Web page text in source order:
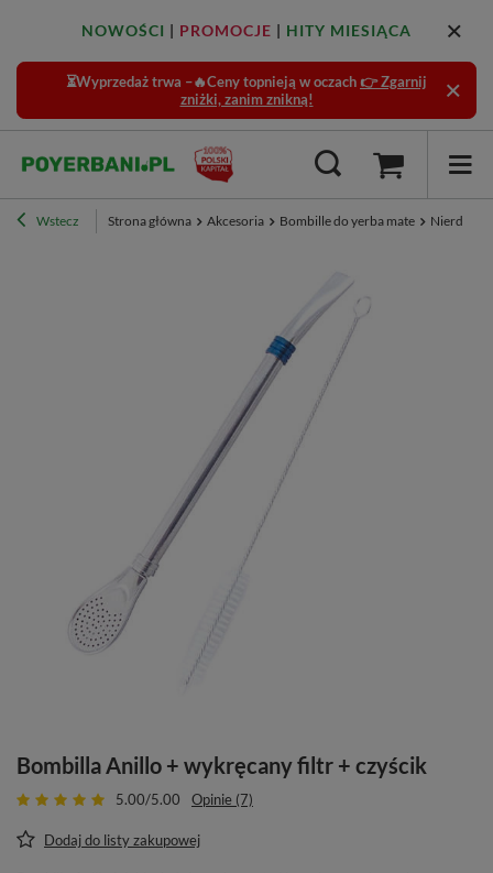
NOWOŚCI | PROMOCJE | HITY MIESIĄCA
⏳Wyprzedaż trwa –🔥Ceny topnieją w oczach 👉 Zgarnij
zniżki, zanim znikną!
Wstecz Strona główna Akcesoria Bombille do yerba mate
Bombilla Anillo + wykręcany filtr + czyścik
5.00/5.00 Opinie (7)
Dodaj do listy zakupowej